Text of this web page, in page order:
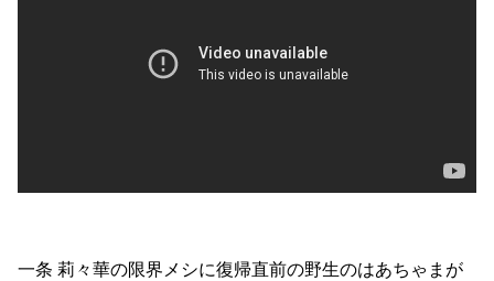
一条 莉々華の限界メシに復帰直前の野生のはあちゃまが